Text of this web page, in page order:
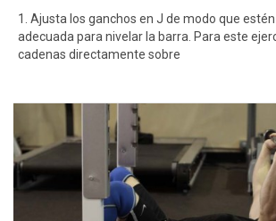
1. Ajusta los ganchos en J de modo que
adecuada para nivelar la barra. Para este
cadenas directamente sobre